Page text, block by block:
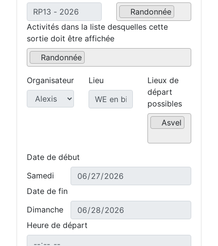
Randonnée
Activités dans la liste desquelles cette
sortie doit être affichée
Randonnée
Organisateur Lieu
Lieux de
départ
possibles
Asvel
Date de début
Samedi
Date de fin
Dimanche
Heure de départ